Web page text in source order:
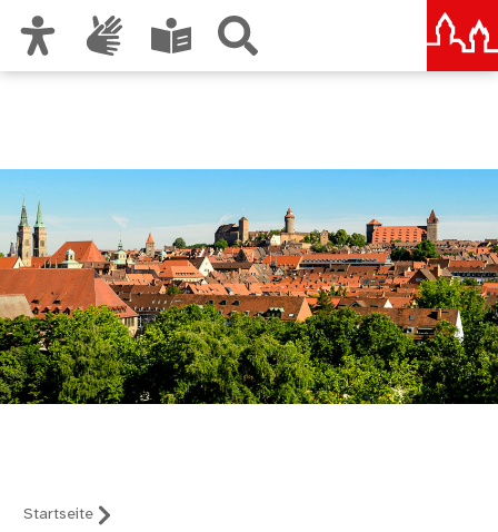
Startseite